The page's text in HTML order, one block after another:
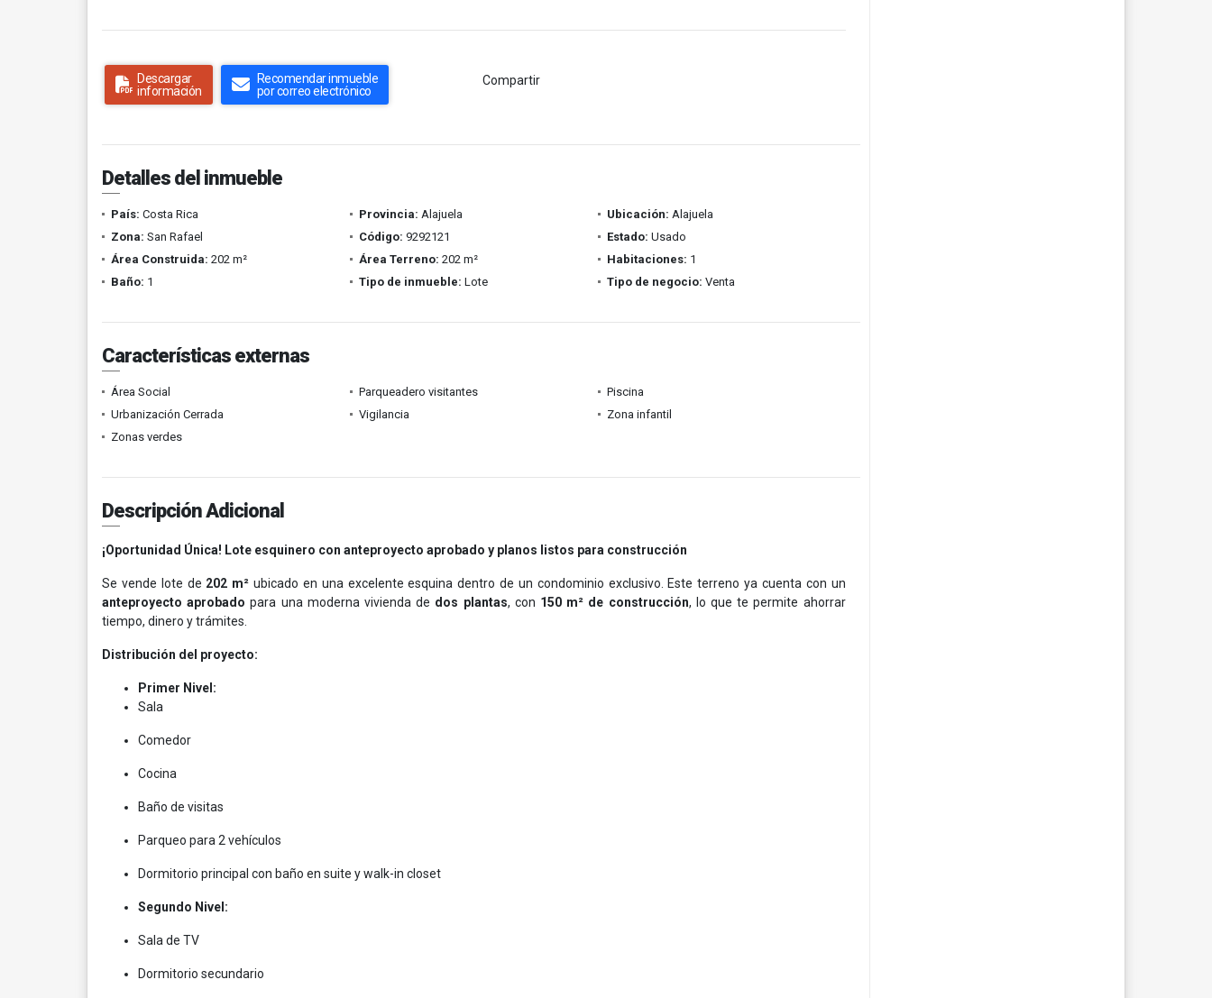
Descargar
información
Recomendar inmueble
por correo electrónico
Compartir
Detalles del inmueble
País: Costa Rica Provincia: Alajuela Ubicación: Alajuela
Zona: San Rafael Código: 9292121 Estado: Usado
Área Construida: 202 m² Área Terreno: 202 m² Habitaciones: 1
Baño: 1 Tipo de inmueble: Lote Tipo de negocio: Venta
Características externas
Área Social Parqueadero visitantes
Piscina
Urbanización Cerrada
Vigilancia
Zona infantil
Zonas verdes
Descripción Adicional
¡Oportunidad Única! Lote esquinero con anteproyecto aprobado y planos listos para construcción
Se vende lote de 202 m² ubicado en una excelente esquina dentro de un condominio exclusivo. Este terreno ya cuenta con un
anteproyecto aprobado para una moderna vivienda de dos plantas, con 150 m² de construcción, lo que te permite ahorrar
tiempo, dinero y trámites.
Distribución del proyecto:
Primer Nivel:
Sala
Comedor
Cocina
Baño de visitas
Parqueo para 2 vehículos
Dormitorio principal con baño en suite y walk-in closet
Segundo Nivel:
Sala de TV
Dormitorio secundario